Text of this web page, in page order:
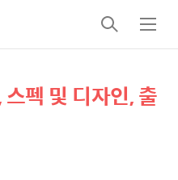
검
색
메
뉴
펙 및 디자인, 출